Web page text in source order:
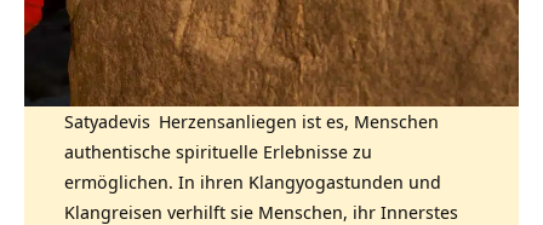
Satyadevis Herzensanliegen ist es, Menschen
authentische spirituelle Erlebnisse zu
ermöglichen. In ihren Klangyogastunden und
Klangreisen verhilft sie Menschen, ihr Innerstes